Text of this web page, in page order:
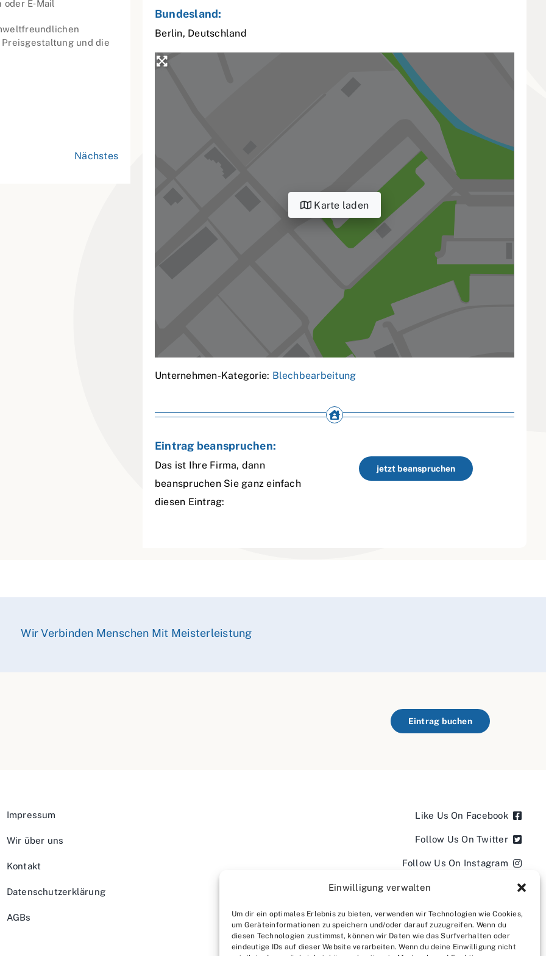
Einwilligung verwalten
Um dir ein optimales Erlebnis zu bieten, verwenden wir Technologien wie Cookies,
um Geräteinformationen zu speichern und/oder darauf zuzugreifen. Wenn du
diesen Technologien zustimmst, können wir Daten wie das Surfverhalten oder
eindeutige IDs auf dieser Website verarbeiten. Wenn du deine Einwilligung nicht
E‑Mail
und die
Nächstes
Bundesland:
Berlin, Deutschland
Karte laden
Unternehmen-Kategorie: Blechbearbeitung
Eintrag beanspruchen:
Das ist Ihre Firma, dann
beanspruchen Sie ganz einfach
diesen Eintrag:
jetzt beanspruchen
Wir Verbinden Menschen Mit Meisterleistung
Eintrag buchen
Impressum
Wir über uns
Kontakt
Datenschutzerklärung
AGBs
Like Us On Facebook
Follow Us On Twitter
Follow Us On Instagram
Follow Us On LinkedIn
Follow us on YouTube
Follow us on Pinterest